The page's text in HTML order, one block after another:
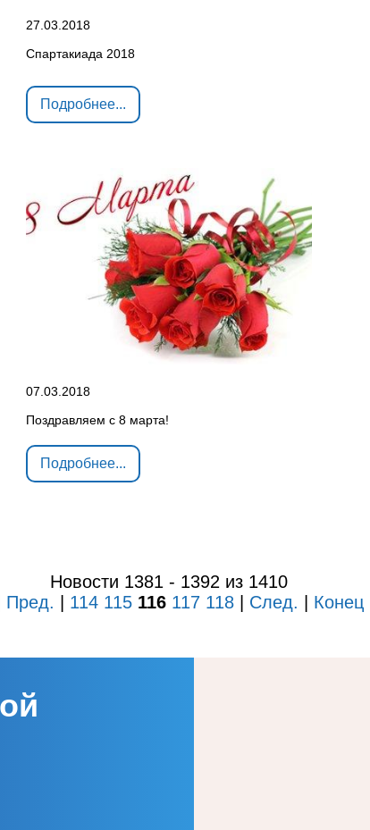
27.03.2018
Спартакиада 2018
Подробнее...
07.03.2018
Поздравляем с 8 марта!
Подробнее...
Новости 1381 - 1392 из 1410
Пред. 114 115 116 117 118| След. Конец